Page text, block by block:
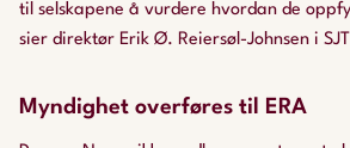
til selskapene å vurdere hvordan de
sier direktør Erik Ø. Reiersøl-Johnsen i
Myndighet overføres til ERA